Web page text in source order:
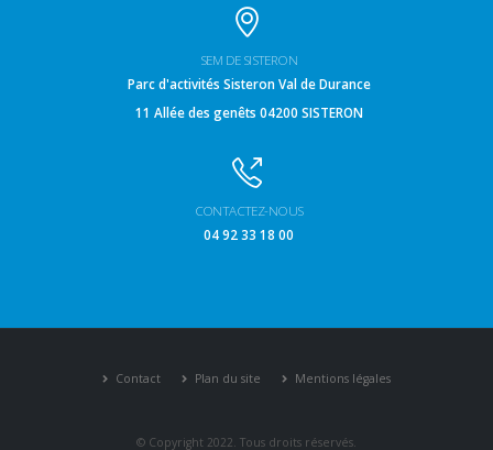
SEM DE SISTERON
Parc d'activités Sisteron Val de Durance
11 Allée des genêts 04200 SISTERON
CONTACTEZ-NOUS
04 92 33 18 00
Contact Plan du site Mentions légales
© Copyright 2022. Tous droits réservés.